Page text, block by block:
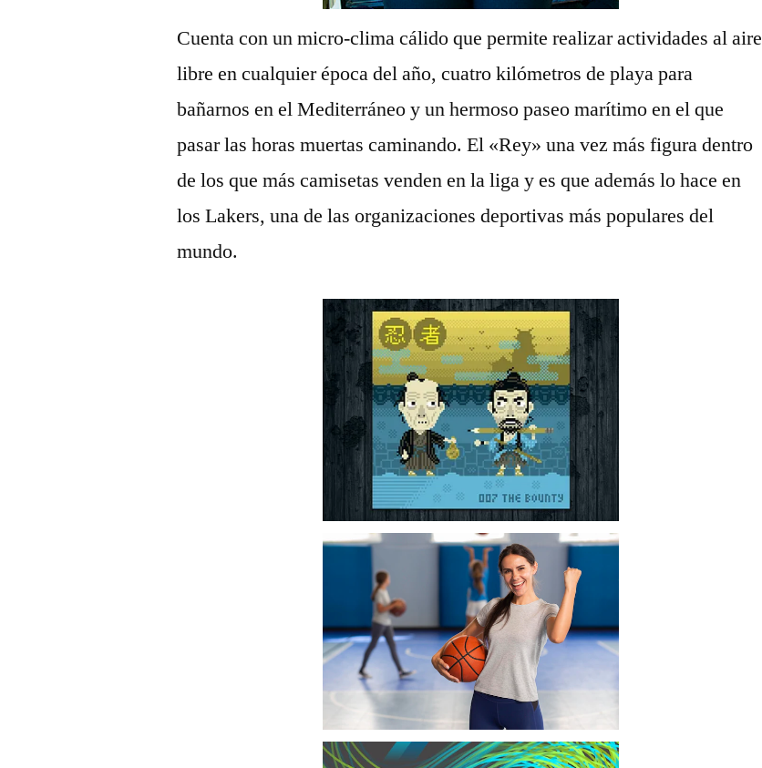
Cuenta con un micro-clima cálido que permite realizar actividades al aire
libre en cualquier época del año, cuatro kilómetros de playa para
bañarnos en el Mediterráneo y un hermoso paseo marítimo en el que
pasar las horas muertas caminando. El «Rey» una vez más figura dentro
de los que más camisetas venden en la liga y es que además lo hace en
los Lakers, una de las organizaciones deportivas más populares del
mundo.